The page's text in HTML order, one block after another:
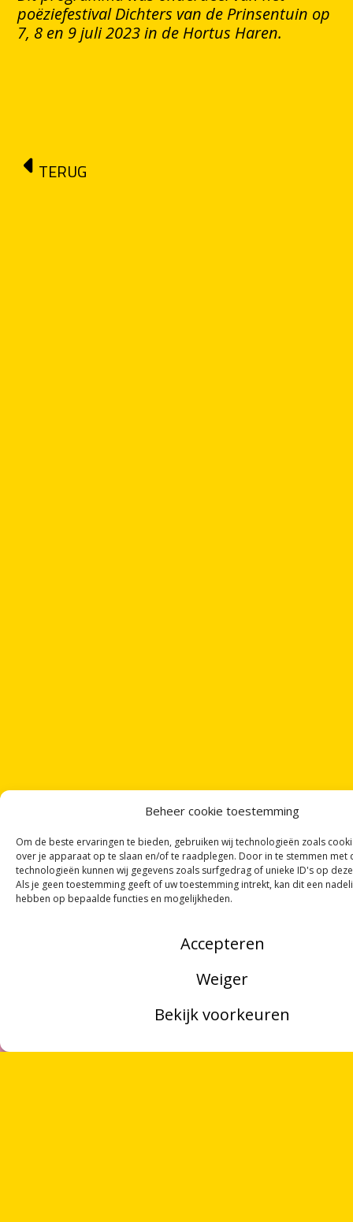
Beheer cookie toestemming
Om de beste ervaringen te bieden, gebruiken wij technologieën zoals
over je apparaat op te slaan en/of te raadplegen. Door in te stemmen met
technologieën kunnen wij gegevens zoals surfgedrag of unieke ID's op
Als je geen toestemming geeft of uw toestemming intrekt, kan dit een
hebben op bepaalde functies en mogelijkheden.
Accepteren
Weiger
Bekijk voorkeuren
poëziefestival Dichters van de Prinsentuin op
7, 8 en 9 juli 2023 in de Hortus Haren.
TERUG